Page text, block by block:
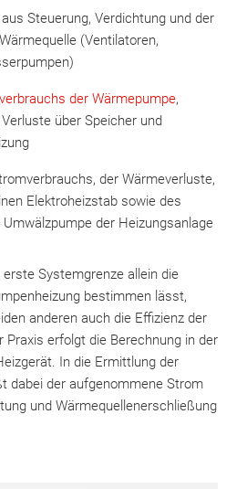
Steuerung, Verdichtung und der
(Ventilatoren,
der Wärmepumpe,
über Speicher und
der Wärmeverluste,
Elektroheizstab sowie des
der Heizungsanlage
Systemgrenze allein die
bestimmen lässt,
anderen auch die Effizienz der
Praxis erfolgt die Berechnung in der
In die Ermittlung der
dabei der aufgenommene Strom
und Wärmequellenerschließung